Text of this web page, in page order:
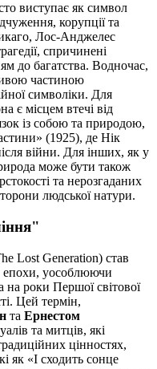
виступає як символ
корупції та
Лос-Анджелес
спричинені
до багатства. Водночас,
частиною
символіки. Для
є місцем втечі від
із собою та природою,
(1925), де Нік
війни. Для інших, як у
може бути також
та нерозгаданих
людської натури.
Lost Generation) став
епохи, уособлюючи
роки Першої світової
Цей термін,
та Ернестом
та митців, які
цінностях,
як «І сходить сонце